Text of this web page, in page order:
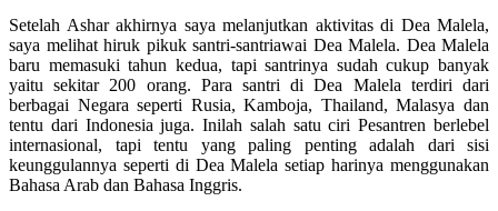
Setelah Ashar akhirnya saya melanjutkan aktivitas di Dea Malela,
saya melihat hiruk pikuk santri-santriawai Dea Malela. Dea Malela
baru memasuki tahun kedua, tapi santrinya sudah cukup banyak
yaitu sekitar 200 orang. Para santri di Dea Malela terdiri dari
berbagai Negara seperti Rusia, Kamboja, Thailand, Malasya dan
tentu dari Indonesia juga. Inilah salah satu ciri Pesantren berlebel
internasional, tapi tentu yang paling penting adalah dari sisi
keunggulannya seperti di Dea Malela setiap harinya menggunakan
Bahasa Arab dan Bahasa Inggris.